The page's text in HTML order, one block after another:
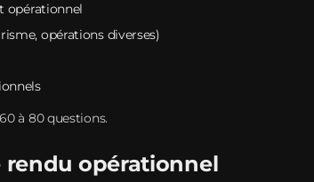
opérationnel
opérations diverses)
à 80 questions.
opérationnel